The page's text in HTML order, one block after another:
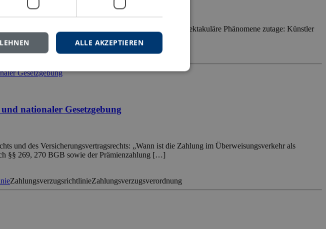
medialen Öffentlichkeit treten sie immer wieder als spektakuläre Phänomene zutage: Künstler
prominente Persönlichkeiten wie […]
Sachenrecht Sachherrschaft
nationaler Gesetzgebung
und des Versicherungsvertragsrechts: „Wann ist die Zahlung im Überweisungsverkehr als
§§ 269, 270 BGB sowie der Prämienzahlung […]
ZahlungsverzugsrichtlinieZahlungsverzugsverordnung
ALLE AKZEPTIEREN